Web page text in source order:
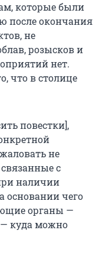
которые были
после окончания
не
розысков и
нет.
что в столице
повестки],
не
с
наличии
основании чего
органы —
куда можно